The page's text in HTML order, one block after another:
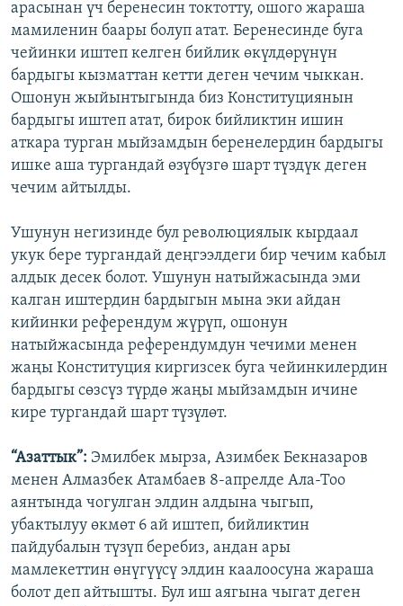
арасынан үч беренесин токтотту, ошого жараша
мамиленин баары болуп атат. Беренесинде буга
чейинки иштеп келген бийлик өкүлдөрүнүн
бардыгы кызматтан кетти деген чечим чыккан.
Ошонун жыйынтыгында биз Конституциянын
бардыгы иштеп атат, бирок бийликтин ишин
аткара турган мыйзамдын беренелердин бардыгы
ишке аша тургандай өзүбүзгө шарт түздүк деген
чечим айтылды.
Ушунун негизинде бул революциялык кырдаал
укук бере тургандай деңгээлдеги бир чечим кабыл
алдык десек болот. Ушунун натыйжасында эми
калган иштердин бардыгын мына эки айдан
кийинки референдум жүрүп, ошонун
натыйжасында референдумдун чечими менен
жаңы Конституция киргизсек буга чейинкилердин
бардыгы сөзсүз түрдө жаңы мыйзамдын ичине
кире тургандай шарт түзүлөт.
“Азаттык”: Эмилбек мырза, Азимбек Бекназаров
менен Алмазбек Атамбаев 8-апрелде Ала-Тоо
аянтында чогулган элдин алдына чыгып,
убактылуу өкмөт 6 ай иштеп, бийликтин
пайдубалын түзүп беребиз, андан ары
мамлекеттин өнүгүүсү элдин каалоосуна жараша
болот деп айтышты. Бул иш аягына чыгат деген